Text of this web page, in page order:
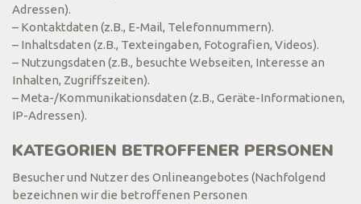
Adressen).
– Kontaktdaten (z.B., E-Mail, Telefonnummern).
– Inhaltsdaten (z.B., Texteingaben, Fotografien, Videos).
– Nutzungsdaten (z.B., besuchte Webseiten, Interesse an
Inhalten, Zugriffszeiten).
– Meta-/Kommunikationsdaten (z.B., Geräte-Informationen,
IP-Adressen).
KATEGORIEN BETROFFENER PERSONEN
Besucher und Nutzer des Onlineangebotes (Nachfolgend
bezeichnen wir die betroffenen Personen